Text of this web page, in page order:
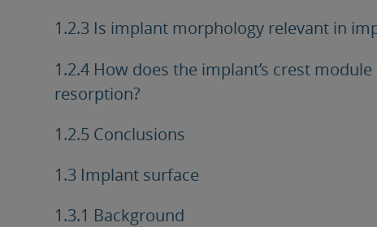
1.2.3 Is implant morphology relevant in
1.2.4 How does the implant’s crest
resorption?
1.2.5 Conclusions
1.3 Implant surface
1.3.1 Background